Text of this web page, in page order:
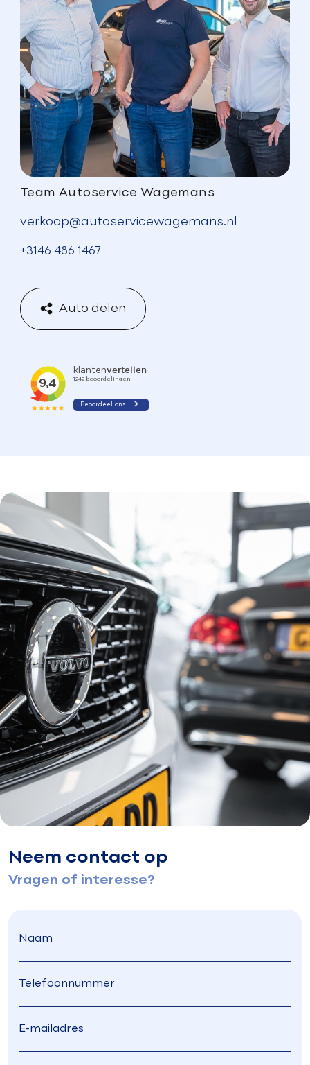
Team Autoservice Wagemans
verkoop@autoservicewagemans.nl
+3146 486 1467
Auto delen
Neem contact op
Vragen of interesse?